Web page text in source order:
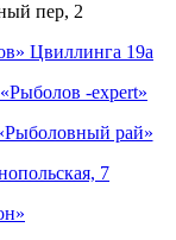
пер, 2
Цвиллинга 19а
-expert»
рай»
7